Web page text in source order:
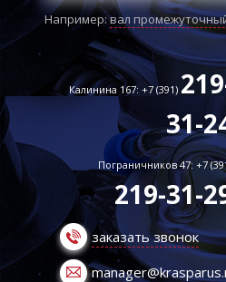
Например:вал
Калинина 167: +7 (391)
31-
Пограничников 47: +7
219-31-
заказать звонок